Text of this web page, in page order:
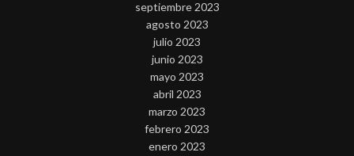
septiembre 2023
agosto 2023
julio 2023
junio 2023
mayo 2023
abril 2023
marzo 2023
febrero 2023
enero 2023